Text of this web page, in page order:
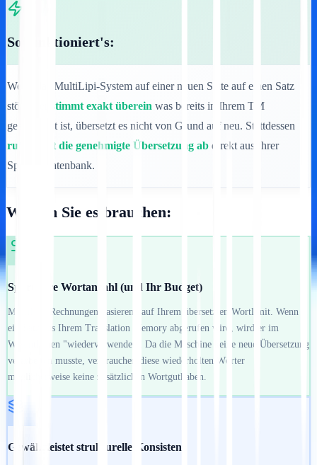
So funktioniert's:
Wenn das MultiLipi-System auf einer neuen Seite auf einen Satz
stößt, der
stimmt exakt überein was bereits in Ihrem TM
gespeichert ist, übersetzt es nicht von Grund auf neu. Stattdessen
ruft sofort die genehmigte Übersetzung ab direkt aus Ihrer
Speicherdatenbank.
Warum Sie es brauchen:
Spart Ihre Wortanzahl (und Ihr Budget)
MultiLipi Rechnungen basierend auf Ihrem übersetzten Wortlimit. Wenn
ein Satz aus Ihrem Translation Memory abgerufen wird, wird er im
Wesentlichen "wiederverwendet". Da die Maschine keine neue Übersetzung
verarbeiten musste, verbrauchen diese wiederholten Wörter
möglicherweise keine zusätzlichen Wortguthaben.
Gewährleistet strukturelle Konsistenz